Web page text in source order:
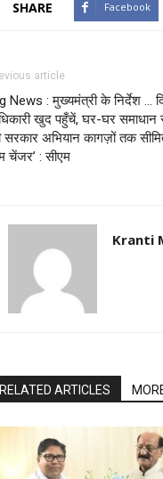
SHARE Facebook
article
News : मुख्यमंत्री के निर्देश …
खुद पहुँचें, घर-घर
सरकार अभियान कागज़ों तक
चेंजर’ : सीएम
Kranti
RELATED ARTICLES